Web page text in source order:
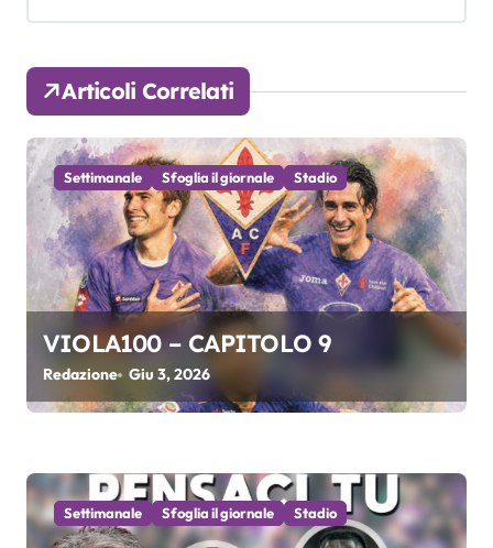
i
o
n
e
a
t
c
Articoli Correlati
Settimanale Sfoglia il giornale Stadio
VIOLA100 – CAPITOLO 9
Redazione Giu 3, 2026
Settimanale Sfoglia il giornale Stadio